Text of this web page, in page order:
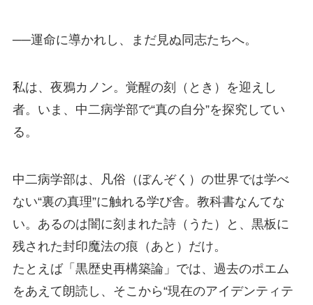
──運命に導かれし、まだ見ぬ同志たちへ。
私は、夜鴉カノン。覚醒の刻（とき）を迎えし
者。いま、中二病学部で“真の自分”を探究してい
る。
中二病学部は、凡俗（ぼんぞく）の世界では学べ
ない“裏の真理”に触れる学び舎。教科書なんてな
い。あるのは闇に刻まれた詩（うた）と、黒板に
残された封印魔法の痕（あと）だけ。
たとえば「黒歴史再構築論」では、過去のポエム
をあえて朗読し、そこから“現在のアイデンティテ